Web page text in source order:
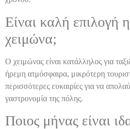
Είναι καλή επιλογή
χειμώνα;
Ο χειμώνας είναι κατάλληλος για
ήρεμη ατμόσφαιρα, μικρότερη
περισσότερες ευκαιρίες για να
γαστρονομία της πόλης.
Ποιος μήνας είναι